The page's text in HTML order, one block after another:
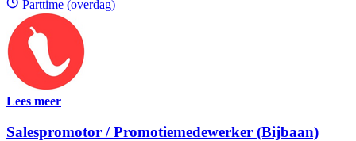
Parttime (overdag)
Lees meer
Salespromotor / Promotiemedewerker (Bijbaan)